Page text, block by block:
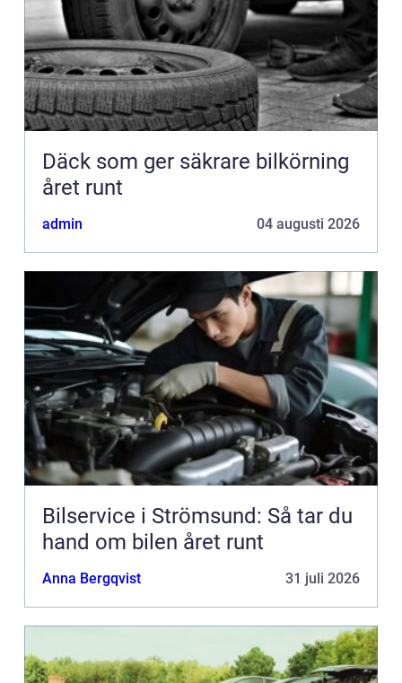
Däck som ger säkrare bilkörning
året runt
admin 04 augusti 2026
Bilservice i Strömsund: Så tar du
hand om bilen året runt
Anna Bergqvist 31 juli 2026